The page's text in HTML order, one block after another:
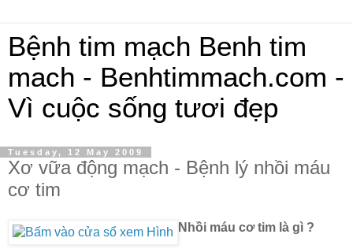
Bệnh tim mạch Benh tim
mach - Benhtimmach.com -
Vì cuộc sống tươi đẹp
Tuesday, 12 May 2009
Xơ vữa động mạch - Bệnh lý nhồi máu
cơ tim
Nhồi máu cơ tim là gì ?